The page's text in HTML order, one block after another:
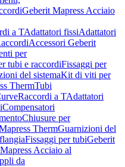
Geberit Mapress Acciaio
a TAdattatori fissiAdattatori
Accessori Geberit
per
tubi e raccordiFissaggi per
del sistemaKit di viti per
ThermTubi
Raccordi a TAdattatori
Compensatori
Chiusure per
ThermGuarnizioni del
Fissaggi per tubiGeberit
Acciaio al
da